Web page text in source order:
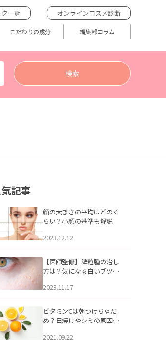
一覧 オンラインコスメ診断
こだわりの成分 編集部コラム
記事
顔の大きさの平均はどのく
らい？小顔の基準も解説
2023.12.12
【医師監修】稗粒腫の治し
方は？気になる白いブツブ
アについて
2023.11.17
ビタミンCは朝つけちゃだ
め？日焼けやシミの原因に
2021.09.22